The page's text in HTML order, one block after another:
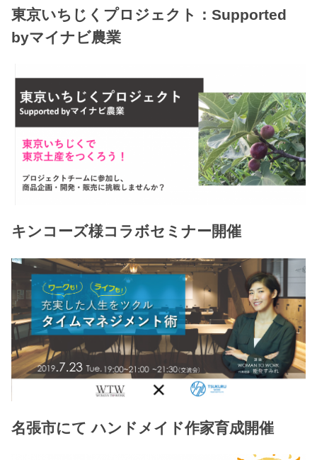
東京いちじくプロジェクト：Supported
byマイナビ農業
キンコーズ様コラボセミナー開催
名張市にて ハンドメイド作家育成開催